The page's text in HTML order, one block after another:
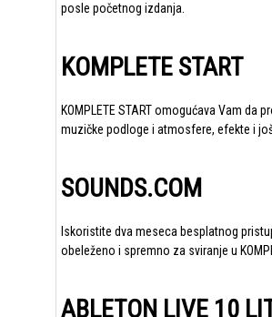
posle početnog izdanja.
KOMPLETE START
KOMPLETE STARTomogućava Vam da
muzičke podloge i atmosfere, efekte i
SOUNDS.COM
Iskoristite dva meseca besplatnog
obeleženo i spremno za sviranje u
ABLETON LIVE 10